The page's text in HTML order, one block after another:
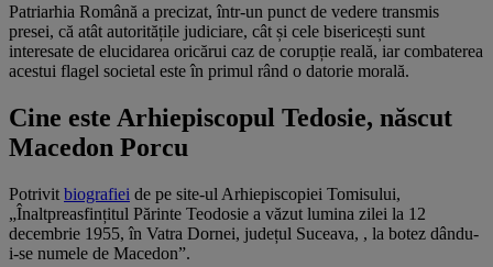
Patriarhia Română a precizat, într-un punct de vedere transmis
presei, că atât autoritățile judiciare, cât și cele bisericești sunt
interesate de elucidarea oricărui caz de corupție reală, iar combaterea
acestui flagel societal este în primul rând o datorie morală.
Cine este Arhiepiscopul Tedosie, născut
Macedon Porcu
Potrivit biografiei de pe site-ul Arhiepiscopiei Tomisului,
„Înaltpreasfințitul Părinte Teodosie a văzut lumina zilei la 12
decembrie 1955, în Vatra Dornei, județul Suceava, , la botez dându-
i-se numele de Macedon”.